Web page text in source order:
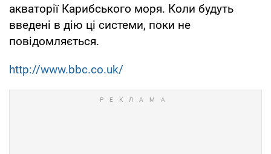
акваторії Карибського моря. Коли будуть
введені в дію ці системи, поки не
повідомляється.
http://www.bbc.co.uk/